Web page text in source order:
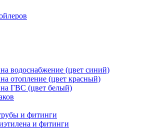
водоснабжение (цвет синий)
отопление (цвет красный)
ГВС (цвет белый)
и фитинги
и фитинги